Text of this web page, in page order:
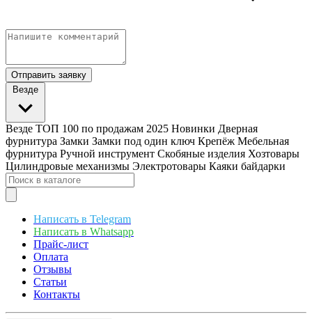
Отправить заявку
Везде
Везде ТОП 100 по продажам 2025 Новинки Дверная
фурнитура Замки Замки под один ключ Крепёж Мебельная
фурнитура Ручной инструмент Скобяные изделия Хозтовары
Цилиндровые механизмы Электротовары Каяки байдарки
Написать в Telegram
Написать в Whatsapp
Прайс-лист
Оплата
Отзывы
Статьи
Контакты